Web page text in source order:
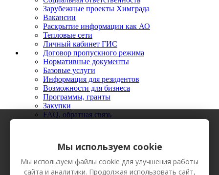
Зарубежные проекты Химграда
Вакансии
Раскрытие информации как АО
Тепловые сети
Личный кабинет ГИС
Договор пропускного режима
Нормативные документы
Базовые услуги
Информация для резидентов
Возможности для бизнеса
Программы, гранты
Закупки
FAQ, обратная связь
Видео
Вестник Химграда
Сотрудничество
Мы используем cookie
Мы используем файлы cookie для улучшения работы
сайта и аналитики. Продолжая использовать сайт,